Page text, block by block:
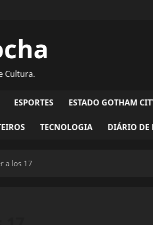
Cultura.
ESPORTES ESTADO GOTHAM
TECNOLOGIA DIÁRIO DE
a los 17